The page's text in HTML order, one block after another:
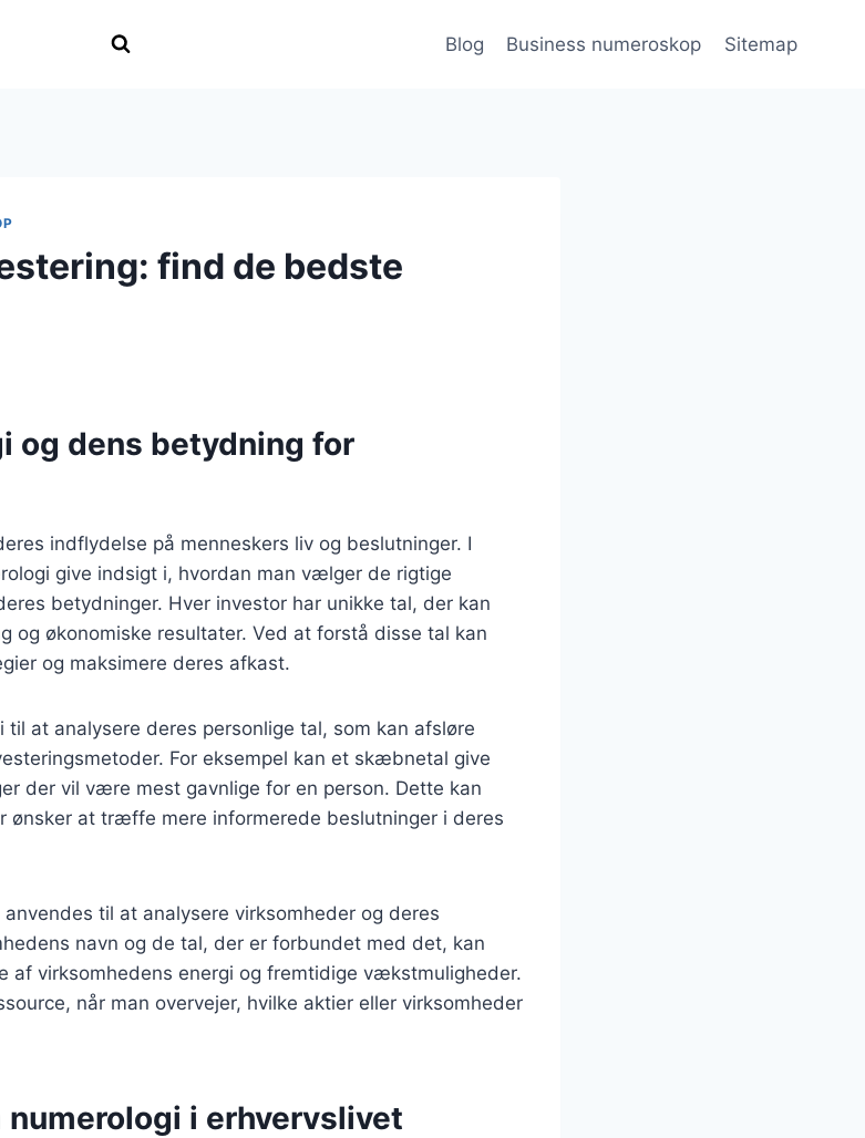
Blog Business numeroskop Sitemap
find de bedste
og dens betydning for
indflydelse på menneskers liv og beslutninger. I
give indsigt i, hvordan man vælger de rigtige
betydninger. Hver investor har unikke tal, der kan
og økonomiske resultater. Ved at forstå disse tal kan
og maksimere deres afkast.
til at analysere deres personlige tal, som kan afsløre
For eksempel kan et skæbnetal give
der vil være mest gavnlige for en person. Dette kan
at træffe mere informerede beslutninger i deres
til at analysere virksomheder og deres
navn og de tal, der er forbundet med det, kan
af virksomhedens energi og fremtidige vækstmuligheder.
når man overvejer, hvilke aktier eller virksomheder
i erhvervslivet